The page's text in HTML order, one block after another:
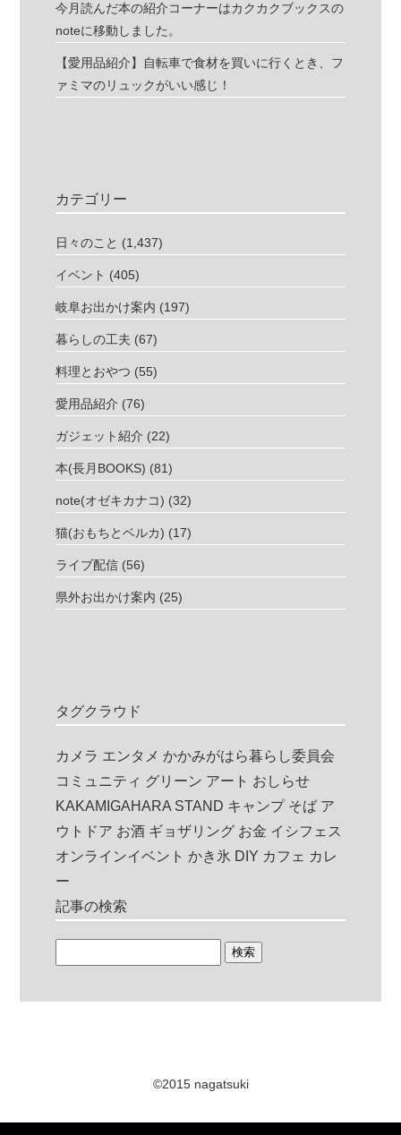
今月読んだ本の紹介コーナーはカクカクブックスの
noteに移動しました。
【愛用品紹介】自転車で食材を買いに行くとき、フ
ァミマのリュックがいい感じ！
カテゴリー
日々のこと (1,437)
イベント (405)
岐阜お出かけ案内 (197)
暮らしの工夫 (67)
料理とおやつ (55)
愛用品紹介 (76)
ガジェット紹介 (22)
本(長月BOOKS) (81)
note(オゼキカナコ) (32)
猫(おもちとベルカ) (17)
ライブ配信 (56)
県外お出かけ案内 (25)
タグクラウド
カメラ エンタメ かかみがはら暮らし委員会
コミュニティ グリーン アート おしらせ
KAKAMIGAHARA STAND キャンプ そば ア
ウトドア お酒 ギョザリング お金 イシフェス
オンラインイベント かき氷 DIY カフェ カレ
ー
記事の検索
©2015 nagatsuki